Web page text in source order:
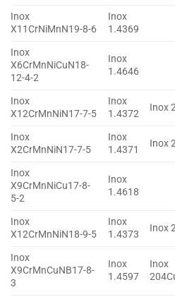
Inox
X11CrNiMnN19-8-6
Inox
1.4369
Inox
X6CrMnNiCuN18-
12-4-2
Inox
1.4646
Inox
X12CrMnNiN17-7-5
Inox
1.4372
Inox
Inox
X2CrMnNiN17-7-5
Inox
1.4371
Inox
Inox
X9CrMnNiCu17-8-
5-2
Inox
1.4618
Inox
X12CrMnNiN18-9-5
Inox
1.4373
Inox
Inox
X9CrMnCuNB17-8-
3
Inox
1.4597
Inox